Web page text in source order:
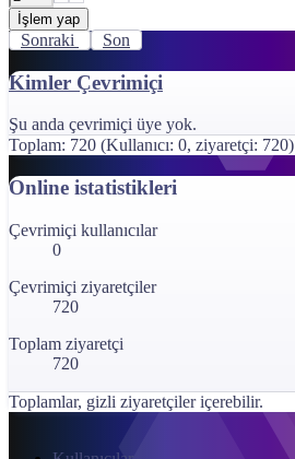
İşlem yap
Sonraki Son
Kimler Çevrimiçi
Şu anda çevrimiçi üye yok.
Toplam: 720 (Kullanıcı: 0, ziyaretçi: 720)
Online istatistikleri
Çevrimiçi kullanıcılar
0
Çevrimiçi ziyaretçiler
720
Toplam ziyaretçi
720
Toplamlar, gizli ziyaretçiler içerebilir.